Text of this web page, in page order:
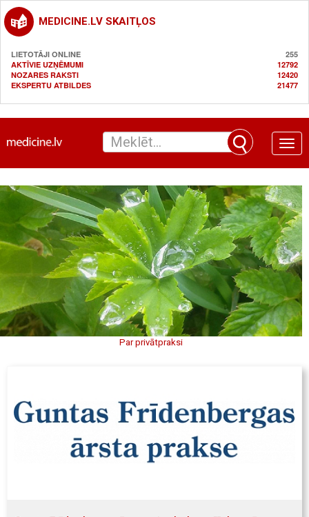
MEDICINE.LV SKAITĻOS
LIETOTĀJI ONLINE
255
AKTĪVIE UZŅĒMUMI
12792
NOZARES RAKSTI
12420
EKSPERTU ATBILDES
21477
Toggle
Par privātpraksi